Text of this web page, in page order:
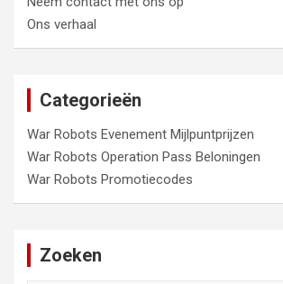
Ons verhaal
Categorieën
War Robots Evenement Mijlpuntprijzen
War Robots Operation Pass Beloningen
War Robots Promotiecodes
Zoeken